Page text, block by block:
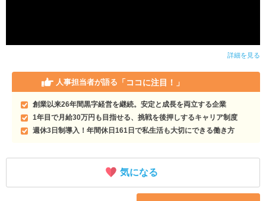
詳細を見る
人事担当者が語る 「ココに注目！」
創業以来26年間黒字経営を継続。安定と成長を両立する企業
1年目で月給30万円も目指せる、挑戦を後押しするキャリア制度
週休3日制導入！年間休日161日で私生活も大切にできる働き方
気になる